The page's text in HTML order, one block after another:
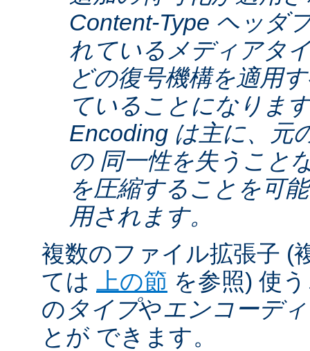
Content-Type ヘッダ
れているメディアタ
どの復号機構を適用
ていることになりま
Encoding は主に、元
の 同一性を失うこと
を圧縮することを可
用されます。
複数のファイル拡張子 (
ては
上の節 を参照) 使
の タイプやエンコーデ
とが できます。